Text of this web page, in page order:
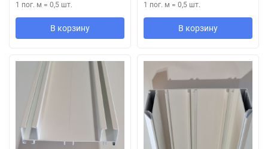
1 пог. м = 0,5 шт.
В корзину
1 пог. м = 0,5 шт.
В корзину